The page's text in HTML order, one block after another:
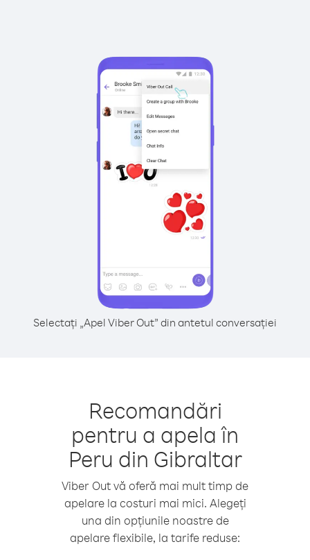
Selectați „Apel Viber Out” din antetul conversației
Recomandări
pentru a apela în
Peru din Gibraltar
Viber Out vă oferă mai mult timp de
apelare la costuri mai mici. Alegeți
una din opțiunile noastre de
apelare flexibile, la tarife reduse: